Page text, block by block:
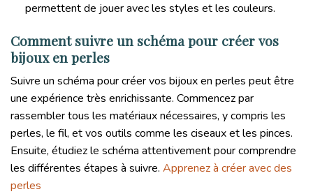
permettent de jouer avec les styles et les couleurs.
Comment suivre un schéma pour créer vos
bijoux en perles
Suivre un schéma pour créer vos bijoux en perles peut être
une expérience très enrichissante. Commencez par
rassembler tous les matériaux nécessaires, y compris les
perles, le fil, et vos outils comme les ciseaux et les pinces.
Ensuite, étudiez le schéma attentivement pour comprendre
les différentes étapes à suivre. Apprenez à créer avec des
perles